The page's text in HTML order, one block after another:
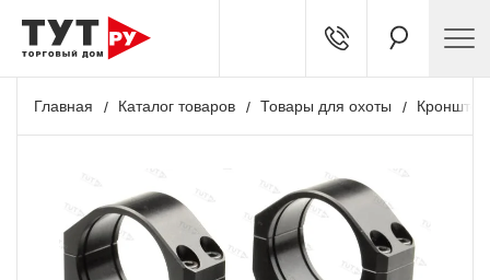
Главная Каталог товаров Товары для охоты